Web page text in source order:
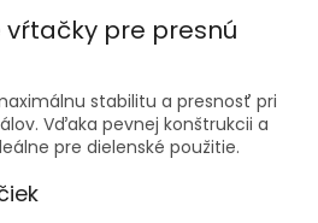
l
a
c
i
e
pre presnú
stabilitu a presnosť pri
Vďaka pevnej konštrukcii a
pre dielenské použitie.